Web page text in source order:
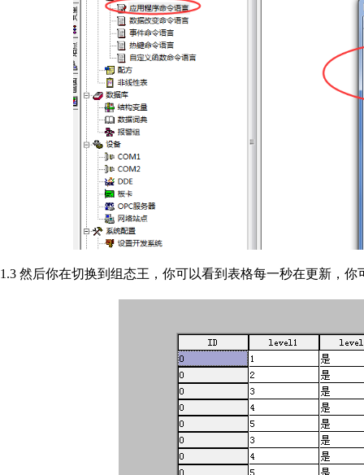
1.3 然后你在切换到组态王，你可以看到表格每一秒在更新，